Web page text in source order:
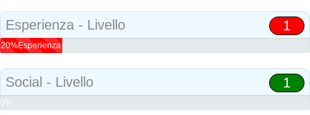
Esperienza - Livello 1
20%Esperienza
Social - Livello 1
0%